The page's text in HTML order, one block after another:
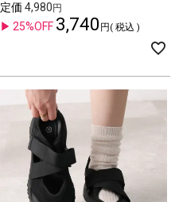
定価 4,980
25%OFF 3,740 税込